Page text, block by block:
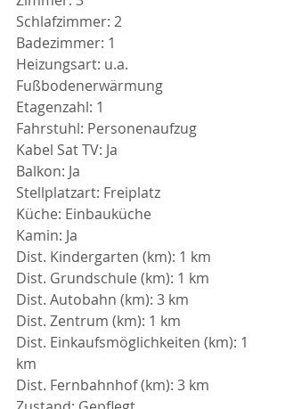
Schlafzimmer: 2
Badezimmer: 1
Heizungsart: u.a.
Fußbodenerwärmung
Etagenzahl: 1
Fahrstuhl: Personenaufzug
Kabel Sat TV: Ja
Balkon: Ja
Stellplatzart: Freiplatz
Küche: Einbauküche
Kamin: Ja
Dist. Kindergarten (km): 1 km
Dist. Grundschule (km): 1 km
Dist. Autobahn (km): 3 km
Dist. Zentrum (km): 1 km
Dist. Einkaufsmöglichkeiten (km): 1
km
Dist. Fernbahnhof (km): 3 km